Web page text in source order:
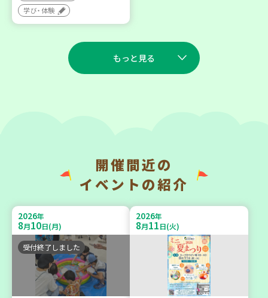
学び・体験
もっと見る
助け合いカフェ＆コープく
【第4地区】
大人向け
ボランティア
カフェ・つどい場
トック ～いつもの食材で備
えよう～
大人向け
平和・防災
開催間近の
イベントの紹介
2026年
8月10日(月)
受付終了しました
2026年
8月11日(火)